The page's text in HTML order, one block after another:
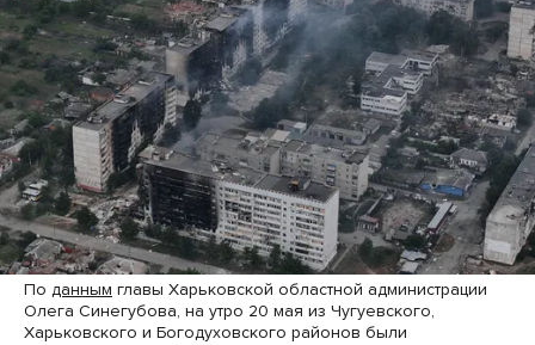
По данным главы Харьковской областной администрации
Олега Синегубова, на утро 20 мая из Чугуевского,
Харьковского и Богодуховского районов были